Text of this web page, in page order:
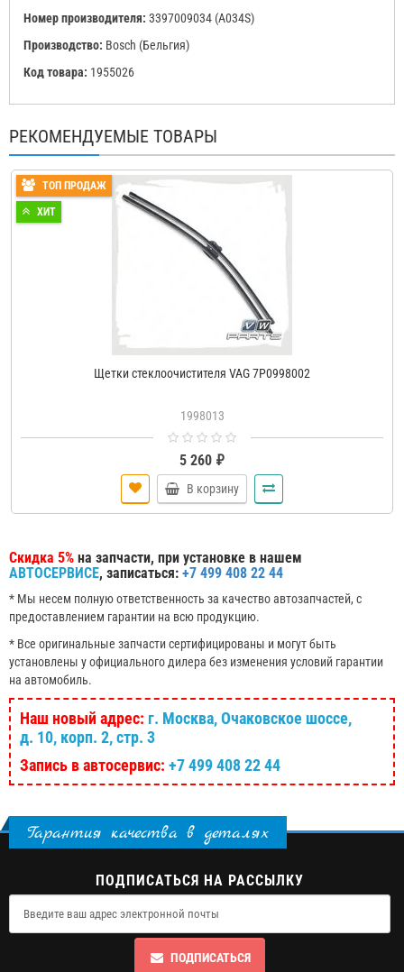
Номер производителя: 3397009034 (A034S)
Производство: Bosch (Бельгия)
Код товара: 1955026
РЕКОМЕНДУЕМЫЕ ТОВАРЫ
ТОП ПРОДАЖ
ХИТ
Щетки стеклоочистителя VAG 7P0998002
1998013
5 260 ₽
В корзину
Скидка 5% на запчасти, при установке в нашем
АВТОСЕРВИСЕ, записаться: +7 499 408 22 44
* Мы несем полную ответственность за качество автозапчастей, с
предоставлением гарантии на всю продукцию.
* Все оригинальные запчасти сертифицированы и могут быть
установлены у официального дилера без изменения условий гарантии
на автомобиль.
Наш новый адрес: г. Москва, Очаковское шоссе,
д. 10, корп. 2, стр. 3
Запись в автосервис: +7 499 408 22 44
Гарантия качества в деталях
ПОДПИСАТЬСЯ НА РАССЫЛКУ
ПОДПИСАТЬСЯ